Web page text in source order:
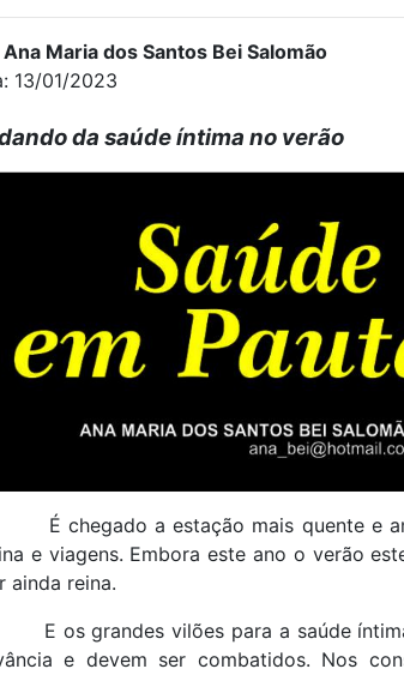
Ana Maria dos Santos Bei Salomão
13/01/2023
da saúde íntima no verão
É chegado a estação mais quente e
e viagens. Embora este ano o verão
ainda reina.
E os grandes vilões para a saúde
e devem ser combatidos. Nos